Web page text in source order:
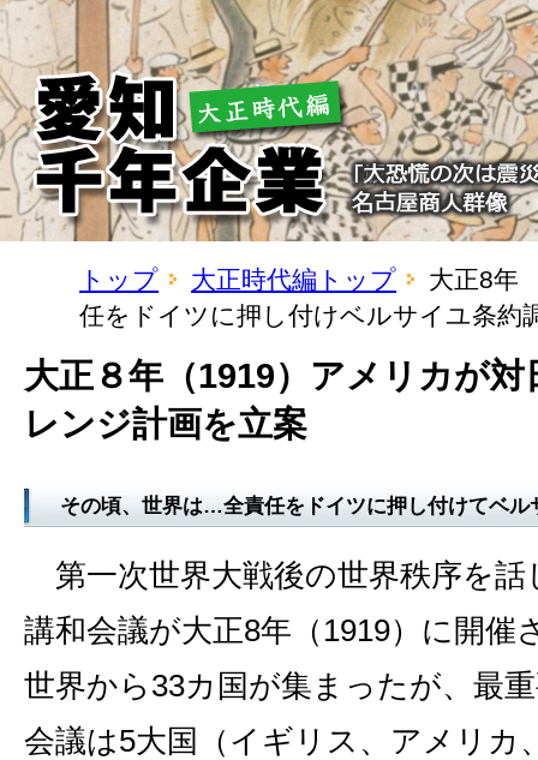
トップ 大正時代編トップ
大正8年
任をドイツに押し付けベルサイユ条約
大正８年（1919）アメリカが
レンジ計画を立案
その頃、世界は…全責任をドイツに押し付けてベル
第一次世界大戦後の世界秩序を
講和会議が大正8年（1919）に開催
世界から33カ国が集まったが、最
会議は5大国（イギリス、アメリカ